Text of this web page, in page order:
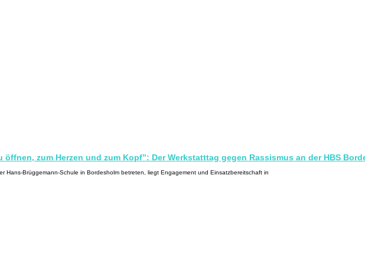
zum Herzen und zum Kopf”: Der Werkstatttag gegen Rassismus an der HBS
Hans-Brüggemann-Schule in Bordesholm betreten, liegt Engagement und Einsatzbereitschaft in